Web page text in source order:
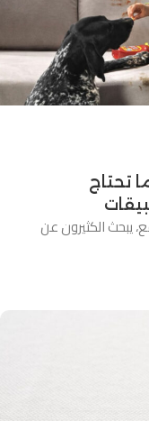
تحتاج
يبحث الكثيرون عن